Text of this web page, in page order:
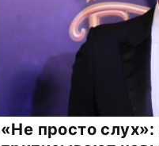
«Не просто